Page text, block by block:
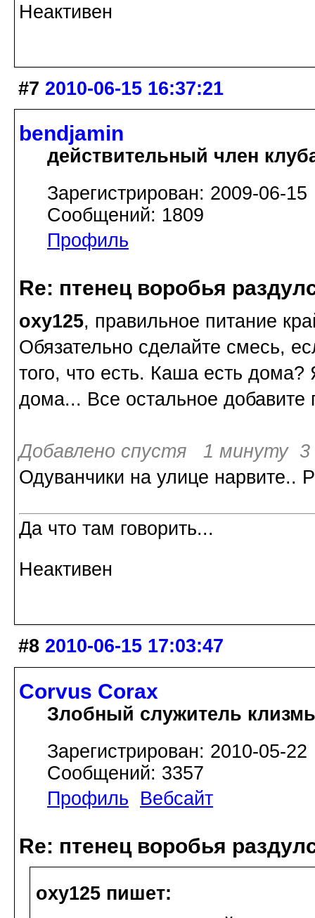
Неактивен
#7 2010-06-15 16:37:21
bendjamin
действительный член
Зарегистрирован: 2009-06-15
Сообщений: 1809
Профиль
Re: птенец воробья
oxy125, правильное питание
Обязательно сделайте смесь,
того, что есть. Каша есть
дома... Все остальное добавите
Добавлено спустя 1 минуту 3
Одуванчики на улице нарвите..
Да что там говорить...
Неактивен
#8 2010-06-15 17:03:47
Corvus Corax
Злобный служитель
Зарегистрирован: 2010-05-22
Сообщений: 3357
Профиль
Вебсайт
Re: птенец воробья
oxy125 пишет: